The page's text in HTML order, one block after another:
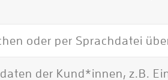
oder per Sprachdatei
der Kund*innen, z.B.